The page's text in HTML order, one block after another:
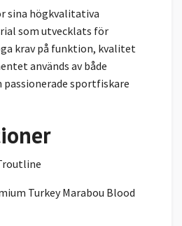
sina högkvalitativa
som utvecklats för
krav på funktion, kvalitet
används av både
sportfiskare
Turkey Marabou Blood